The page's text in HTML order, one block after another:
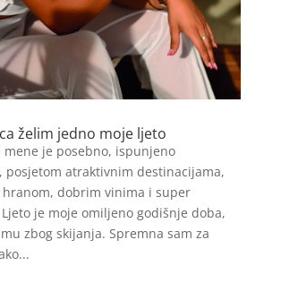
želim jedno moje ljeto
mene je posebno, ispunjeno
posjetom atraktivnim destinacijama,
dobrim vinima i super
je moje omiljeno godišnje doba,
zbog skijanja. Spremna sam za